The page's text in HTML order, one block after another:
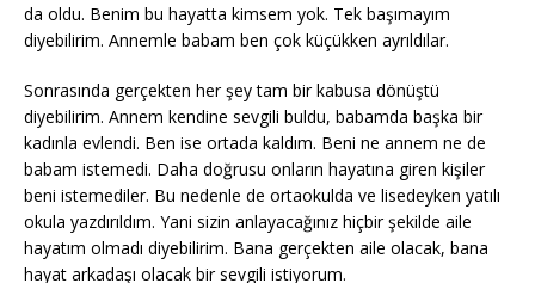
da oldu. Benim bu hayatta kimsem yok. Tek başımayım
diyebilirim. Annemle babam ben çok küçükken ayrıldılar.
Sonrasında gerçekten her şey tam bir kabusa dönüştü
diyebilirim. Annem kendine sevgili buldu, babamda başka bir
kadınla evlendi. Ben ise ortada kaldım. Beni ne annem ne de
babam istemedi. Daha doğrusu onların hayatına giren kişiler
beni istemediler. Bu nedenle de ortaokulda ve lisedeyken yatılı
okula yazdırıldım. Yani sizin anlayacağınız hiçbir şekilde aile
hayatım olmadı diyebilirim. Bana gerçekten aile olacak, bana
hayat arkadaşı olacak bir sevgili istiyorum.